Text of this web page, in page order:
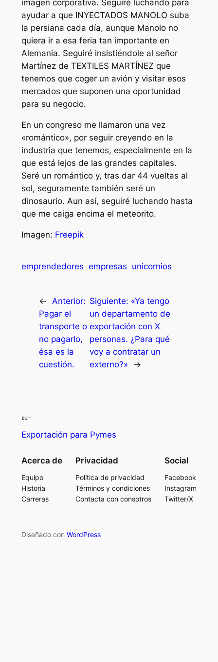
imagen corporativa. Seguiré luchando para
ayudar a que INYECTADOS MANOLO suba
la persiana cada día, aunque Manolo no
quiera ir a esa feria tan importante en
Alemania. Seguiré insistiéndole al señor
Martínez de TEXTILES MARTÍNEZ que
tenemos que coger un avión y visitar esos
mercados que suponen una oportunidad
para su negocio.
En un congreso me llamaron una vez
«romántico», por seguir creyendo en la
industria que tenemos, especialmente en la
que está lejos de las grandes capitales.
Seré un romántico y, tras dar 44 vueltas al
sol, seguramente también seré un
dinosaurio. Aun así, seguiré luchando hasta
que me caiga encima el meteorito.
Imagen: Freepik
emprendedores empresas unicornios
← Anterior:
Pagar el
transporte o
no pagarlo,
ésa es la
cuestión.
Siguiente: «Ya tengo
un departamento de
exportación con X
personas. ¿Para qué
voy a contratar un
externo?»
→
Exportación para Pymes
Acerca de
Equipo
Historia
Carreras
Privacidad
Política de privacidad
Términos y condiciones
Contacta con consotros
Social
Facebook
Instagram
Twitter/X
Diseñado con WordPress